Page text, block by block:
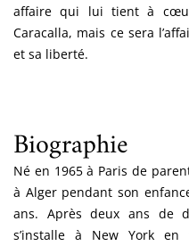
affaire qui lui tient à
Caracalla, mais ce sera
et sa liberté.
Biographie
Né en 1965 à Paris de
à Alger pendant son
ans. Après deux ans de
s’installe à New York